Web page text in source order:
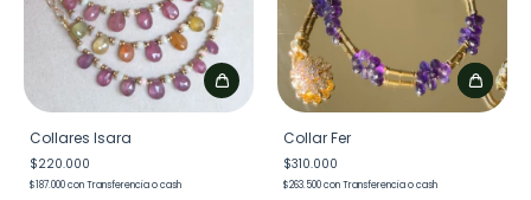
Collares Isara
$220.000
$187.000conTransferencia o cash
Collar Fer
$310.000
$263.500conTransferencia o cash